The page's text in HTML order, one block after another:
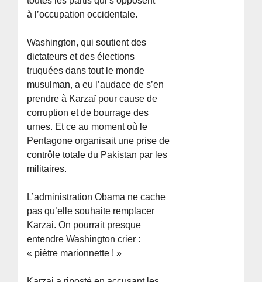
à l’occupation occidentale.
Washington, qui soutient des
dictateurs et des élections
truquées dans tout le monde
musulman, a eu l’audace de s’en
prendre à Karzaï pour cause de
corruption et de bourrage des
urnes. Et ce au moment où le
Pentagone organisait une prise de
contrôle totale du Pakistan par les
militaires.
L’administration Obama ne cache
pas qu’elle souhaite remplacer
Karzai. On pourrait presque
entendre Washington crier :
« piètre marionnette ! »